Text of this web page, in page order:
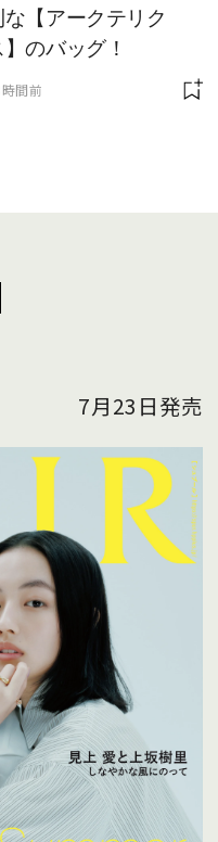
な【アークテリク
】のバッグ！
間前
7月23日発売